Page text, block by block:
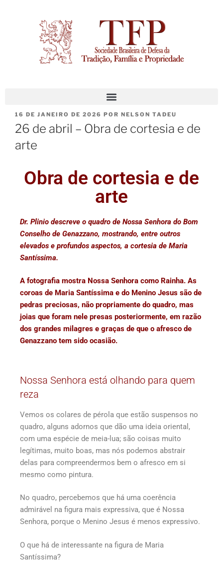
16 DE JANEIRO DE 2026 POR NELSON TADEU
26 de abril – Obra de cortesia e de
arte
Obra de cortesia e de
arte
Dr. Plinio descreve o quadro de Nossa Senhora do Bom
Conselho de Genazzano, mostrando, entre outros
elevados e profundos aspectos, a cortesia de Maria
Santíssima.
A fotografia mostra Nossa Senhora como Rainha. As
coroas de Maria Santíssima e do Menino Jesus são de
pedras preciosas, não propriamente do quadro, mas
joias que foram nele presas posteriormente, em razão
dos grandes milagres e graças de que o afresco de
Genazzano tem sido ocasião.
Nossa Senhora está olhando para quem
reza
Vemos os colares de pérola que estão suspensos no
quadro, alguns adornos que dão uma ideia oriental,
com uma espécie de meia-lua; são coisas muito
legítimas, muito boas, mas nós podemos abstrair
delas para compreendermos bem o afresco em si
mesmo como pintura.
No quadro, percebemos que há uma coerência
admirável na figura mais expressiva, que é Nossa
Senhora, porque o Menino Jesus é menos expressivo.
O que há de interessante na figura de Maria
Santíssima?